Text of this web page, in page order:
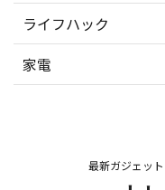
ライフハック
家電
最新ガジェッ